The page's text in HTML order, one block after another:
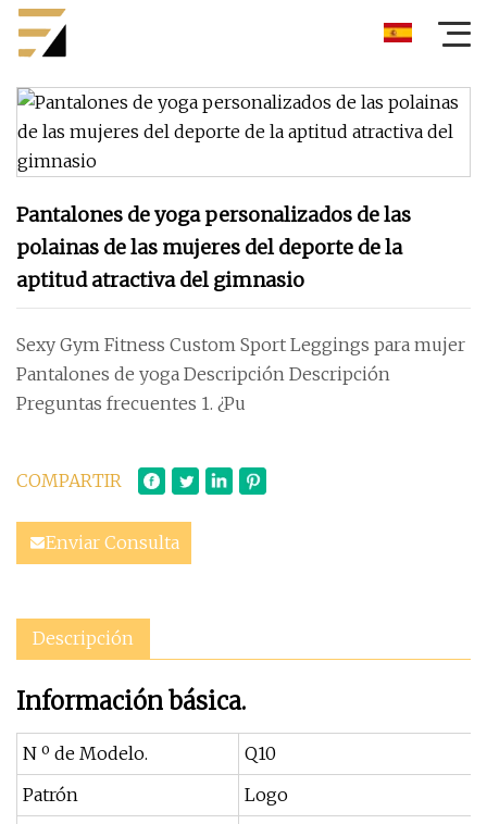
Pantalones de yoga personalizados de las
polainas de las mujeres del deporte de la
aptitud atractiva del gimnasio
Sexy Gym Fitness Custom Sport Leggings para mujer
Pantalones de yoga Descripción Descripción
Preguntas frecuentes 1. ¿Pu
COMPARTIR
Enviar Consulta
Descripción
Información básica.
N º de Modelo.
Q10
Patrón
Logo